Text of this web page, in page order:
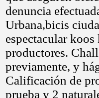
denuncia
Urbana,bicis
espectacular
productores.
previamente, y
Calificación de
prueba y 2